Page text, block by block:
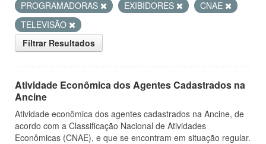
PROGRAMADORAS
EXIBIDORES
CNAE
TELEVISÃO
Filtrar Resultados
Atividade Econômica dos Agentes Cadastrados na
Ancine
Atividade econômica dos agentes cadastrados na Ancine, de
acordo com a Classificação Nacional de Atividades
Econômicas (CNAE), e que se encontram em situação regular.